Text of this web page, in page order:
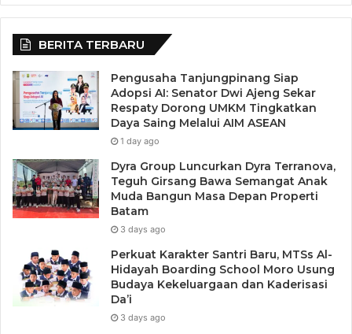
BERITA TERBARU
Pengusaha Tanjungpinang Siap
Adopsi AI: Senator Dwi Ajeng Sekar
Respaty Dorong UMKM Tingkatkan
Daya Saing Melalui AIM ASEAN
1 day ago
Dyra Group Luncurkan Dyra Terranova,
Teguh Girsang Bawa Semangat Anak
Muda Bangun Masa Depan Properti
Batam
3 days ago
Perkuat Karakter Santri Baru, MTSs Al-
Hidayah Boarding School Moro Usung
Budaya Kekeluargaan dan Kaderisasi
Da’i
3 days ago